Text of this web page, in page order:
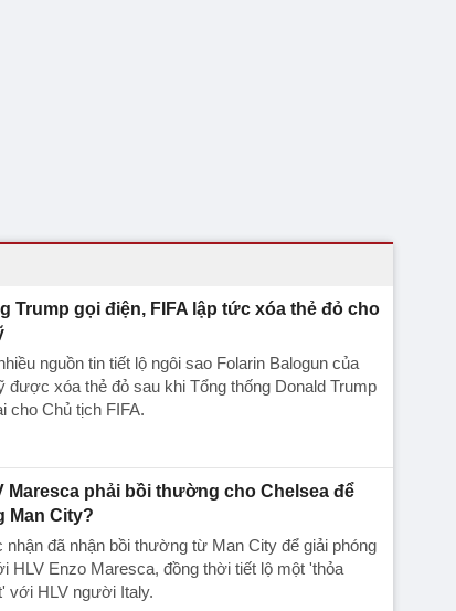
Trump gọi điện, FIFA lập tức xóa thẻ đỏ cho
nguồn tin tiết lộ ngôi sao Folarin Balogun của
được xóa thẻ đỏ sau khi Tổng thống Donald Trump
cho Chủ tịch FIFA.
Maresca phải bồi thường cho Chelsea để
Man City?
nhận đã nhận bồi thường từ Man City để giải phóng
HLV Enzo Maresca, đồng thời tiết lộ một 'thỏa
với HLV người Italy.